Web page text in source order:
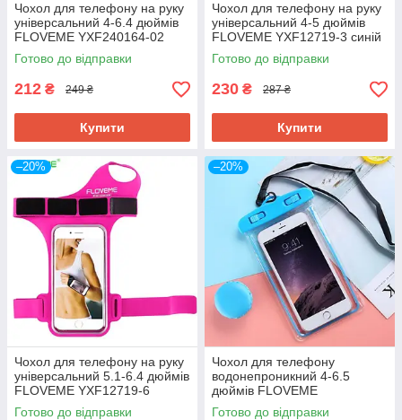
Чохол для телефону на руку
універсальний 4-6.4 дюймів
FLOVEME YXF240164-02
синій
Готово до відправки
212 ₴ 249 ₴
Купити
Чохол для телефону на руку
універсальний 4-5 дюймів
FLOVEME YXF12719-3 синій
Готово до відправки
230 ₴ 287 ₴
Купити
–20%
Чохол для телефону на руку
універсальний 5.1-6.4 дюймів
FLOVEME YXF12719-6
рожевий
Готово до відправки
–20%
Чохол для телефону
водонепроникний 4-6.5
дюймів FLOVEME
YXF68043_6 синій
Готово до відправки